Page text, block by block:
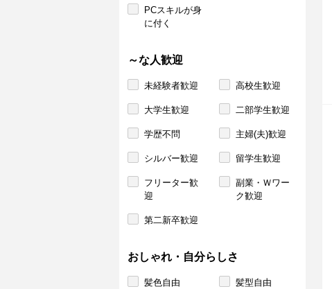
PCスキルが身
に付く
～な人歓迎
未経験者歓迎 高校生歓迎
大学生歓迎 二部学生歓迎
学歴不問 主婦(夫)歓迎
シルバー歓迎 留学生歓迎
フリーター歓
迎
副業・Ｗワー
ク歓迎
第二新卒歓迎
おしゃれ・自分らしさ
髪色自由 髪型自由